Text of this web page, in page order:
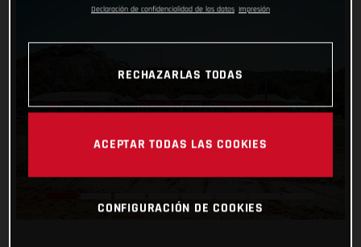
Declaración de confidencialidad de los datos Impresión
RECHAZARLAS TODAS
ACEPTAR TODAS LAS COOKIES
CONFIGURACIÓN DE COOKIES